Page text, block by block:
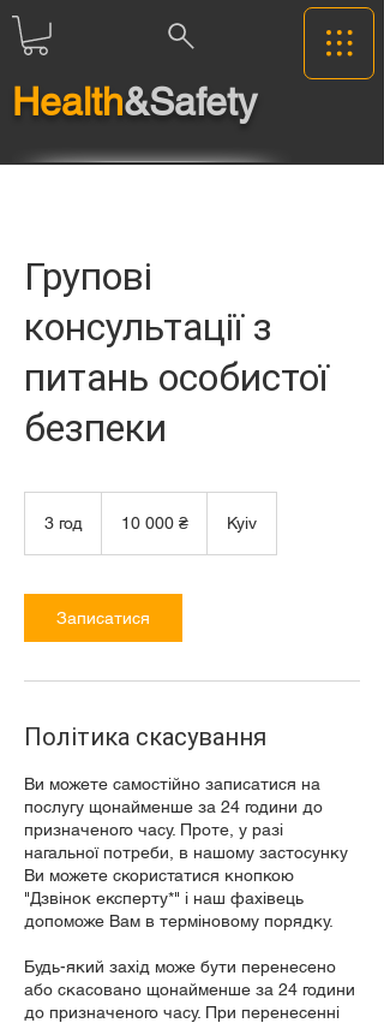
Health&Safety
Групові
консультації з
питань особистої
безпеки
3 год
д
гривень
10 000 ₴ Kyiv
Записатися
Політика скасування
Ви можете самостійно записатися на
послугу щонайменше за 24 години до
призначеного часу. Проте, у разі
нагальної потреби, в нашому застосунку
Ви можете скористатися кнопкою
"Дзвінок експерту*" і наш фахівець
допоможе Вам в терміновому порядку.
Будь-який захід може бути перенесено
або скасовано щонайменше за 24 години
до призначеного часу. При перенесенні